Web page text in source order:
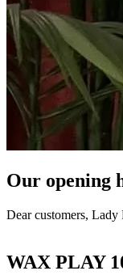
Our opening
Dear customers, Lady
WAX PLAY